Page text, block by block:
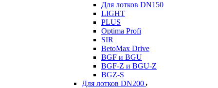
Для лотков DN150
LIGHT
PLUS
Optima Profi
SIR
BetoMax Drive
BGF и BGU
BGF-Z и BGU-Z
BGZ-S
Для лотков DN200